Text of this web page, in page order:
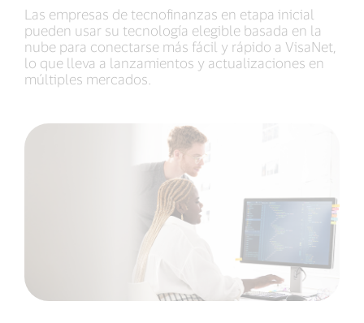
Las empresas de tecnofinanzas en etapa inicial
pueden usar su tecnología elegible basada en la
nube para conectarse más fácil y rápido a VisaNet,
lo que lleva a lanzamientos y actualizaciones en
múltiples mercados.